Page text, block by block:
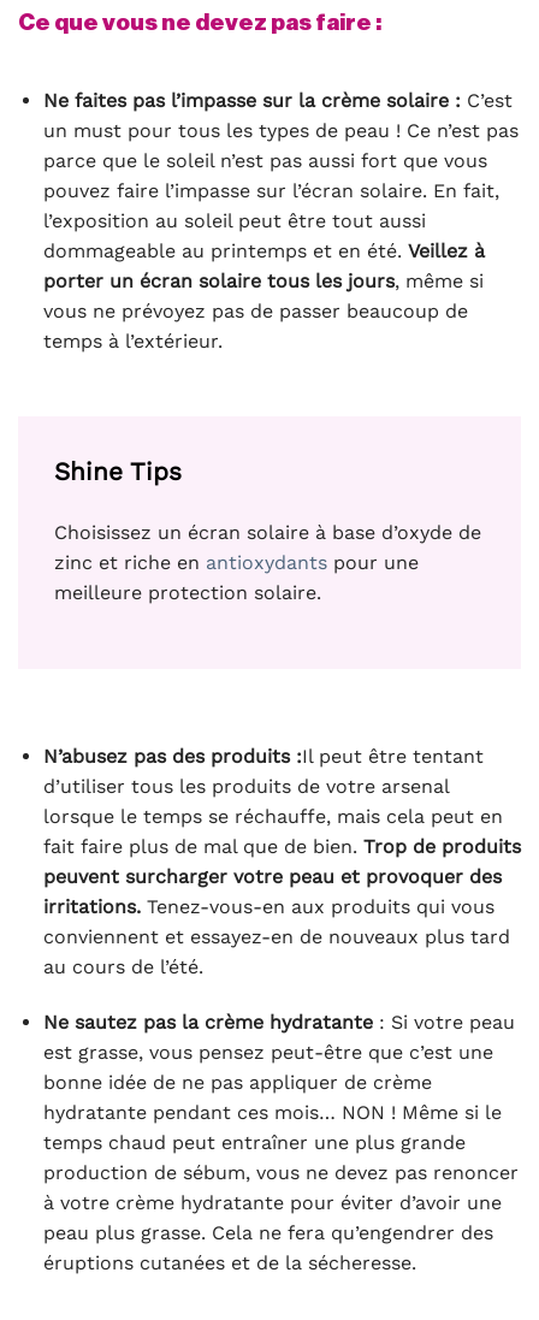
Ce que vous ne devez pas faire :
Ne faites pas l’impasse sur la crème solaire : C’est
un must pour tous les types de peau ! Ce n’est pas
parce que le soleil n’est pas aussi fort que vous
pouvez faire l’impasse sur l’écran solaire. En fait,
l’exposition au soleil peut être tout aussi
dommageable au printemps et en été. Veillez à
porter un écran solaire tous les jours, même si
vous ne prévoyez pas de passer beaucoup de
temps à l’extérieur.
Shine Tips
Choisissez un écran solaire à base d’oxyde de
zinc et riche en antioxydants pour une
meilleure protection solaire.
N’abusez pas des produits :Il peut être tentant
d’utiliser tous les produits de votre arsenal
lorsque le temps se réchauffe, mais cela peut en
fait faire plus de mal que de bien. Trop de produits
peuvent surcharger votre peau et provoquer des
irritations.Tenez-vous-en aux produits qui vous
conviennent et essayez-en de nouveaux plus tard
au cours de l’été.
Ne sautez pas la crème hydratante: Si votre peau
est grasse, vous pensez peut-être que c’est une
bonne idée de ne pas appliquer de crème
hydratante pendant ces mois… NON ! Même si le
temps chaud peut entraîner une plus grande
production de sébum, vous ne devez pas renoncer
à votre crème hydratante pour éviter d’avoir une
peau plus grasse. Cela ne fera qu’engendrer des
éruptions cutanées et de la sécheresse.